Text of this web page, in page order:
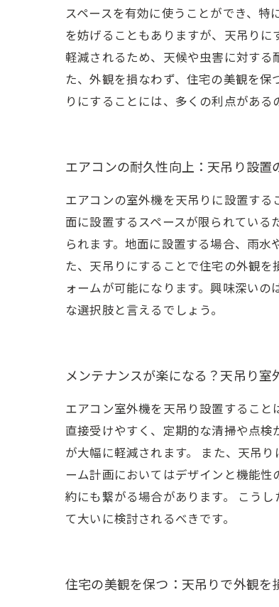
スペースを有効に使うことができ、
を妨げることもありますが、天吊り
軽減されるため、天候や虫害に対す
た、外観を損なわず、住宅の美観を
りにすることには、多くの利点がある
エアコンの耐久性向上：天吊り設置
エアコンの室外機を天吊りに設置す
面に設置するスペースが限られてい
られます。地面に設置する場合、雨
た、天吊りにすることで住宅の外観
ォームが可能になります。興味深い
な選択肢と言えるでしょう。
メンテナンスが楽になる？天吊り室
エアコン室外機を天吊り設置するこ
直接受けやすく、定期的な清掃や点
が大幅に軽減されます。 また、天吊
ーム計画においてはデザインと機能
約にも繋がる場合があります。 こう
て大いに検討されるべきです。
住宅の美観を保つ：天吊りで外観を